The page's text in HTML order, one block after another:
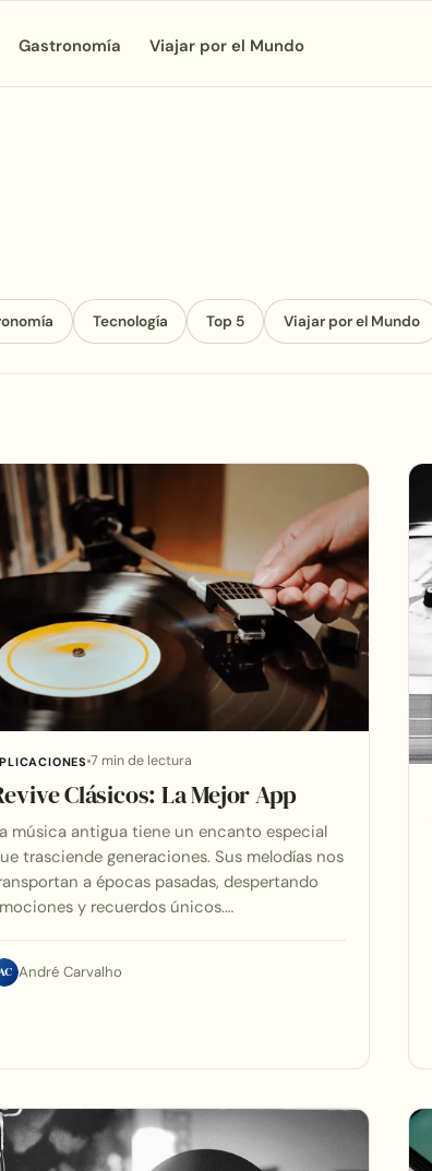
Gastronomía Viajar por el Mundo
Tecnología Top 5 Viajar por el Mundo
7 min de lectura
Clásicos: La Mejor App
música antigua tiene un encanto especial
trasciende generaciones. Sus melodías nos
a épocas pasadas, despertando
y recuerdos únicos.…
André Carvalho